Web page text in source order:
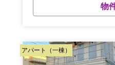
物
アパート（一棟）